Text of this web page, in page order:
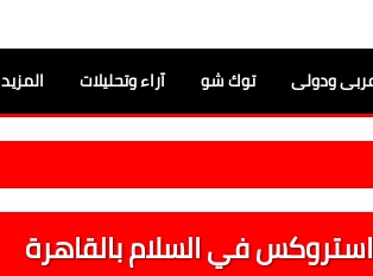
ودولى توك شو آراء وتحليلات المزيد
في السلام بالقاهرة